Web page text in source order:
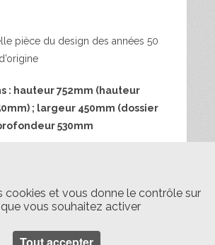
pièce du design des années 50
: hauteur 752mm (hauteur
; largeur 450mm (dossier
530mm
en mains propres 50EUR la
d’une fois toutes les 6
cookies et vous donne le contrôle sur
vous souhaitez activer